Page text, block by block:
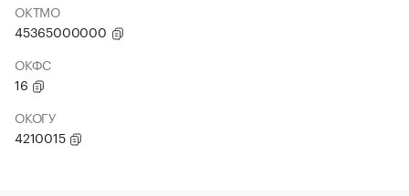
ОКТМО
45365000000
ОКФС
16
ОКОГУ
4210015